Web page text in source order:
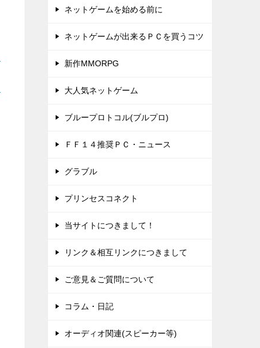
ネットゲームを始める前に
ネットゲームが出来るＰＣを買うコツ
新作MMORPG
大人気ネットゲーム
ブループロトコル(ブルプロ)
ＦＦ１４推奨ＰＣ・ニュース
グラブル
プリンセスコネクト
当サイトにつきまして！
リンク＆相互リンクにつきまして
ご意見＆ご質問について
コラム・日記
オーディオ関連(スピーカー等)